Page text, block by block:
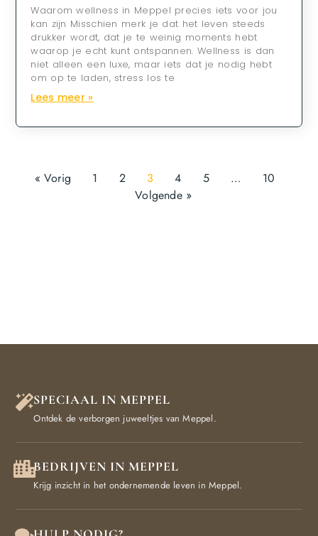
Waarom wellness in Meppel precies iets voor jou
kan zijn Misschien merk je dat het leven steeds
drukker wordt, dat je te weinig moments hebt
waarop je echt kunt ontspannen. Wellness is dan
niet alleen een luxe, maar iets dat je nodig hebt
om op te laden, stress los te
Lees meer »
« Vorig 1 2 3 4 5 …
10
Volgende »
SPECIAAL IN MEPPEL
Ontdek de verborgen juweeltjes van Meppel.
BEDRIJVEN IN MEPPEL
Krijg inzicht in het ondernemende leven in Meppel.